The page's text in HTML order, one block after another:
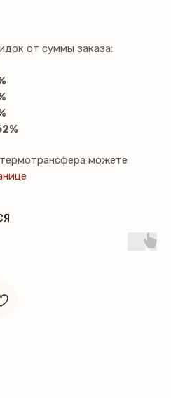
от суммы заказа:
можете